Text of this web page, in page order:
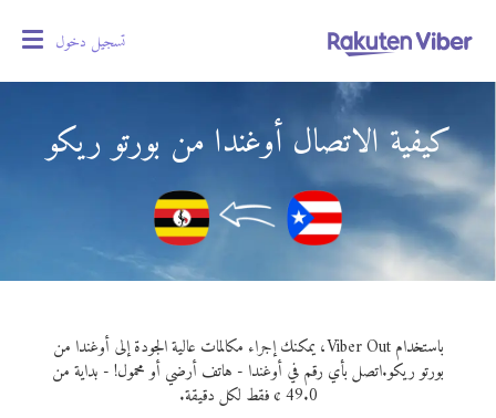
تسجيل دخول
كيفية الاتصال أوغندا من بورتو ريكو
باستخدام Viber Out، يمكنك إجراء مكالمات عالية الجودة إلى أوغندا من
بورتو ريكو.اتصل بأي رقم في أوغندا - هاتف أرضي أو محمول! - بداية من
49.0 ¢ فقط لكل دقيقة.